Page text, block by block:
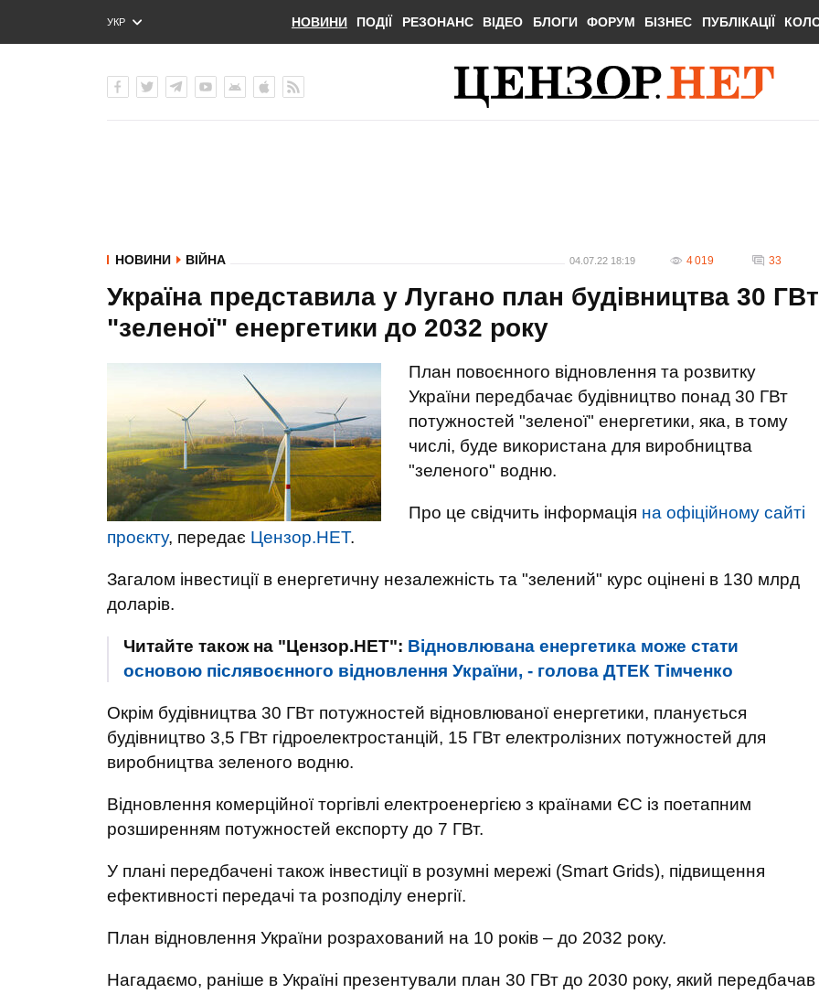
УКР
ENG
НОВИНИ ПОДІЇ РЕЗОНАНС ВІДЕО БЛОГИ ФОРУМ БІЗНЕС ПУБЛІКАЦІЇ
НОВИНИ ВІЙНА 04.07.22 18:19 4 019 33
Україна представила у Лугано план будівництва 30 ГВт
"зеленої" енергетики до 2032 року
План повоєнного відновлення та розвитку
України передбачає будівництво понад 30 ГВт
потужностей "зеленої" енергетики, яка, в тому
числі, буде використана для виробництва
"зеленого" водню.
Про це свідчить інформація на офіційному сайті
проєкту, передає Цензор.НЕТ.
Загалом інвестиції в енергетичну незалежність та "зелений" курс оцінені в 130 млрд
доларів.
Читайте також на "Цензор.НЕТ": Відновлювана енергетика може стати
основою післявоєнного відновлення України, - голова ДТЕК Тімченко
Окрім будівництва 30 ГВт потужностей відновлюваної енергетики, планується
будівництво 3,5 ГВт гідроелектростанцій, 15 ГВт електролізних потужностей для
виробництва зеленого водню.
Відновлення комерційної торгівлі електроенергією з країнами ЄС із поетапним
розширенням потужностей експорту до 7 ГВт.
У плані передбачені також інвестиції в розумні мережі (Smart Grids), підвищення
ефективності передачі та розподілу енергії.
План відновлення України розрахований на 10 років – до 2032 року.
Нагадаємо, раніше в Україні презентували план 30 ГВт до 2030 року, який передбачав